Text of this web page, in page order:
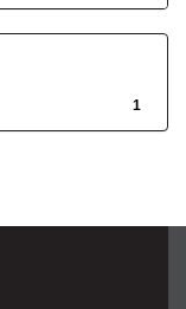
1